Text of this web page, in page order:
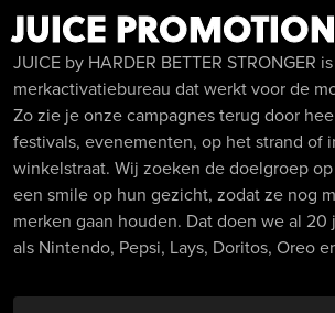
JUICE
JUICE by HARDER BETTER STRONGER
merkactivatiebureau dat werkt voor de
Zo zie je onze campagnes terug door
festivals, evenementen, op het strand of
winkelstraat. Wij zoeken de doelgroep
een smile op hun gezicht, zodat ze nog
merken gaan houden. Dat doen we al 20
als Nintendo, Pepsi, Lays, Doritos, Oreo